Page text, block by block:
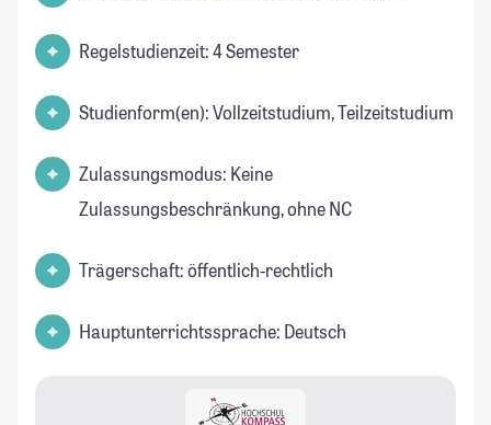
Regelstudienzeit: 4 Semester
Studienform(en): Vollzeitstudium, Teilzeitstudium
Zulassungsmodus: Keine
Zulassungsbeschränkung, ohne NC
Trägerschaft: öffentlich-rechtlich
Hauptunterrichtssprache: Deutsch